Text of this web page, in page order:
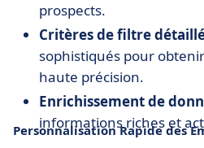
prospects.
Critères de filtre
sophistiqués pour
haute précision.
Enrichissement de
informations riches et
Personnalisation Rapide des